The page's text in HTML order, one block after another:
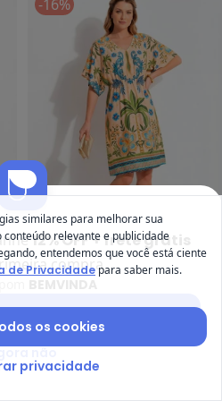
- Blusa Terracota em
em Malha Fria
QUINTESS (194)
A partir de R$
juros
GANHE 19% OFF
12% OFF + frete grátis
compra
similares para melhorar sua
relevante e publicidade
entendemos que você está ciente
de Privacidade para saber mais.
os cookies
privacidade